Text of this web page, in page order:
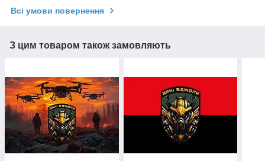
Всі умови повернення
З цим товаром також замовляють